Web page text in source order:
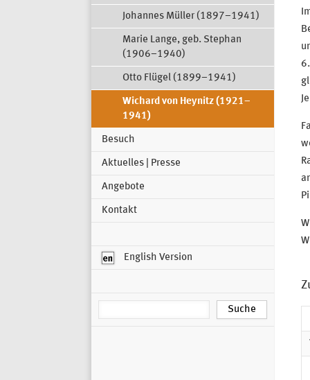
Johannes Müller (1897–1941)
Marie Lange, geb. Stephan
(1906–1940)
Otto Flügel (1899–1941)
Wichard von Heynitz (1921–
1941)
Besuch
Aktuelles | Presse
Angebote
Kontakt
English Version